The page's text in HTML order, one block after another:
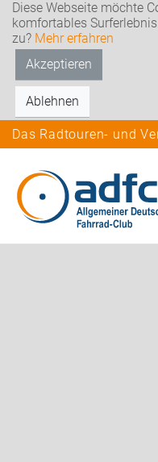
Diese Webseite möchte
komfortables
zu? Mehr erfahren
Akzeptieren
Ablehnen
Das Radtouren- und